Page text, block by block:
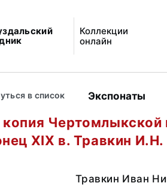
Коллекции
онлайн
в список Экспонаты
копия Чертомлыкской
XIX в. Травкин И.Н.
Травкин Иван